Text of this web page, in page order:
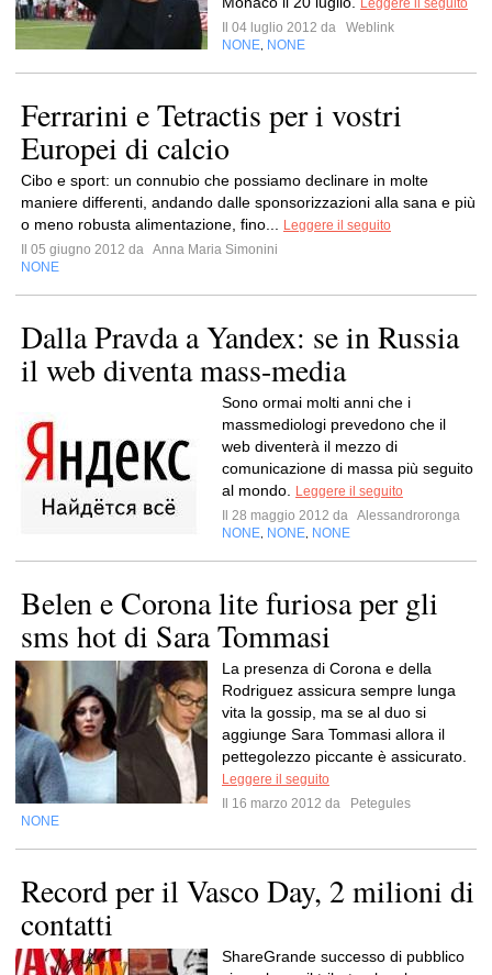
Leggere il seguito
Il 04 luglio 2012 da
Weblink
NONE NONE
Ferrarini e Tetractis per i vostri
Europei di calcio
Cibo e sport: un connubio che possiamo declinare in molte
maniere differenti, andando dalle sponsorizzazioni alla sana e più
o meno robusta alimentazione, fino...
Leggere il seguito
Il 05 giugno 2012 da Anna Maria Simonini
NONE
Dalla Pravda a Yandex: se in Russia
il web diventa mass-media
Sono ormai molti anni che i
massmediologi prevedono che il
web diventerà il mezzo di
comunicazione di massa più seguito
al mondo.
Leggere il seguito
Il 28 maggio 2012 da Alessandroronga
NONE NONE NONE
Belen e Corona lite furiosa per gli
sms hot di Sara Tommasi
La presenza di Corona e della
Rodriguez assicura sempre lunga
vita la gossip, ma se al duo si
aggiunge Sara Tommasi allora il
pettegolezzo piccante è assicurato.
Leggere il seguito
Il 16 marzo 2012 da
Petegules
NONE
Record per il Vasco Day, 2 milioni di
contatti
ShareGrande successo di pubblico